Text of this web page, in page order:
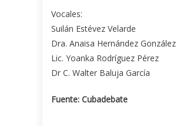
Vocales:
Suilán Estévez Velarde
Dra. Anaisa Hernández González
Lic. Yoanka Rodríguez Pérez
Dr C. Walter Baluja García
Fuente: Cubadebate